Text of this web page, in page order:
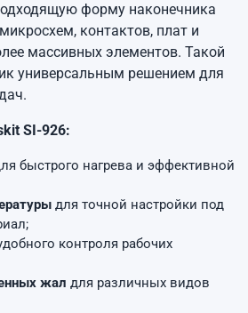
форму наконечника
контактов, плат и
массивных элементов. Такой
универсальным решением для
SI-926:
быстрого нагрева и эффективной
для точной настройки под
контроля рабочих
жал для различных видов